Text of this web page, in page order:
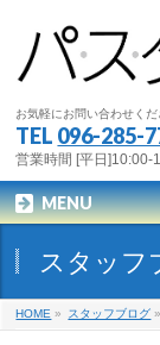
お気軽にお問い合わせくだ
TEL 096-285-
営業時間 [平日]10:00-
MENU
スタッフ
HOME » スタッフブログ »